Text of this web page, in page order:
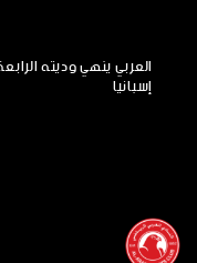
العربي ينهي وديته
إسبانيا